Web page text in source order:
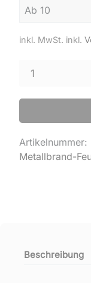
Ab 10
inkl. MwSt. inkl.
Artikelnummer:
Metallbrand-
Beschreibung